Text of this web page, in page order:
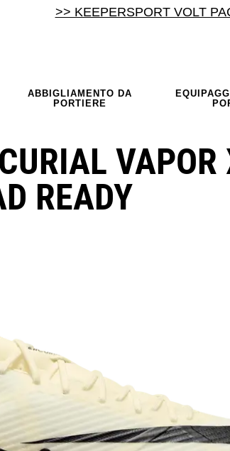
>> KEEPERSPORT VOLT
ABBIGLIAMENTO DA
PORTIERE
VAPOR
READY